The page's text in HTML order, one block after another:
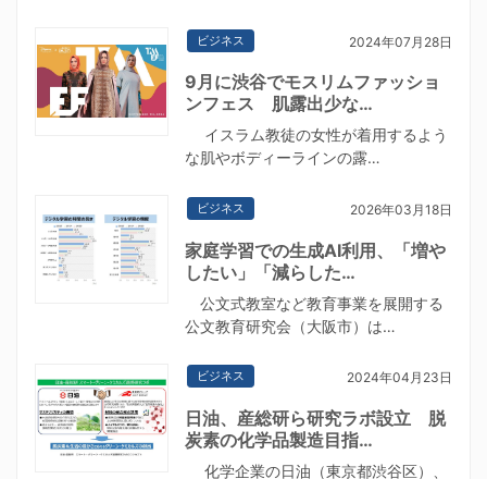
ビジネス 2024年07月28日
9月に渋谷でモスリムファッショ
ンフェス 肌露出少な…
イスラム教徒の女性が着用するよう
な肌やボディーラインの露…
ビジネス 2026年03月18日
家庭学習での生成AI利用、「増や
したい」「減らした…
公文式教室など教育事業を展開する
公文教育研究会（大阪市）は…
ビジネス 2024年04月23日
日油、産総研ら研究ラボ設立 脱
炭素の化学品製造目指…
化学企業の日油（東京都渋谷区）、